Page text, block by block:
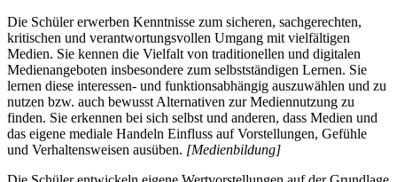
Die Schüler erwerben Kenntnisse zum sicheren, sachgerechten,
kritischen und verantwortungsvollen Umgang mit vielfältigen
Medien. Sie kennen die Vielfalt von traditionellen und digitalen
Medienangeboten insbesondere zum selbstständigen Lernen. Sie
lernen diese interessen- und funktionsabhängig auszuwählen und zu
nutzen bzw. auch bewusst Alternativen zur Mediennutzung zu
finden. Sie erkennen bei sich selbst und anderen, dass Medien und
das eigene mediale Handeln Einfluss auf Vorstellungen, Gefühle
und Verhaltensweisen ausüben. [Medienbildung]